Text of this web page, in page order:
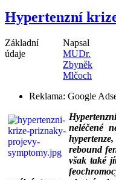
Hypertenzní
Základní
údaje
Napsal
MUDr.
Zbyněk
Mlčoch
Reklama: Google
neléčené
rebound
však také